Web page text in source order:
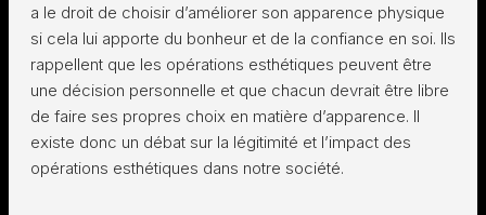
a le droit de choisir d’améliorer son apparence physique
si cela lui apporte du bonheur et de la confiance en soi. Ils
rappellent que les opérations esthétiques peuvent être
une décision personnelle et que chacun devrait être libre
de faire ses propres choix en matière d’apparence. Il
existe donc un débat sur la légitimité et l’impact des
opérations esthétiques dans notre société.